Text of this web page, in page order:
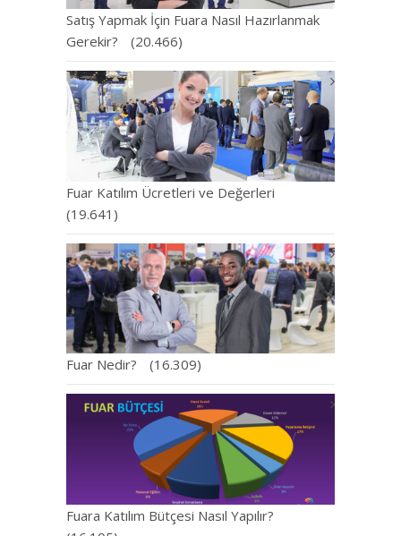
Satış Yapmak İçin Fuara Nasıl Hazırlanmak
Gerekir?
(20.466)
Fuar Katılım Ücretleri ve Değerleri
(19.641)
Fuar Nedir? (16.309)
Fuara Katılım Bütçesi Nasıl Yapılır?